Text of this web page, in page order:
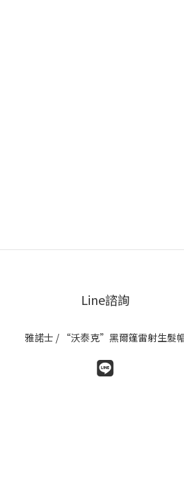
Line諮詢
雅諾士 / “沃泰克”黑爾篷雷射生髮